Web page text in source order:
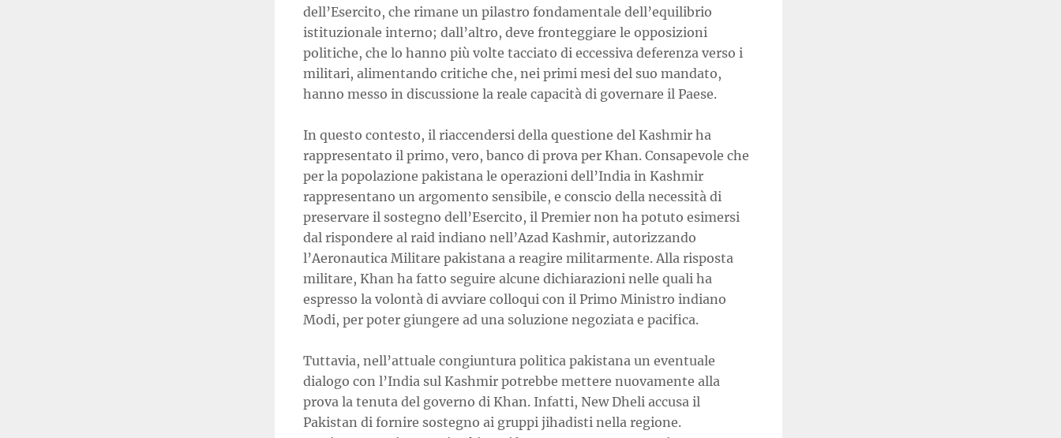
dell’Esercito, che rimane un pilastro fondamentale dell’equilibrio
istituzionale interno; dall’altro, deve fronteggiare le opposizioni
politiche, che lo hanno più volte tacciato di eccessiva deferenza verso i
militari, alimentando critiche che, nei primi mesi del suo mandato,
hanno messo in discussione la reale capacità di governare il Paese.
In questo contesto, il riaccendersi della questione del Kashmir ha
rappresentato il primo, vero, banco di prova per Khan. Consapevole che
per la popolazione pakistana le operazioni dell’India in Kashmir
rappresentano un argomento sensibile, e conscio della necessità di
preservare il sostegno dell’Esercito, il Premier non ha potuto esimersi
dal rispondere al raid indiano nell’Azad Kashmir, autorizzando
l’Aeronautica Militare pakistana a reagire militarmente. Alla risposta
militare, Khan ha fatto seguire alcune dichiarazioni nelle quali ha
espresso la volontà di avviare colloqui con il Primo Ministro indiano
Modi, per poter giungere ad una soluzione negoziata e pacifica.
Tuttavia, nell’attuale congiuntura politica pakistana un eventuale
dialogo con l’India sul Kashmir potrebbe mettere nuovamente alla
prova la tenuta del governo di Khan. Infatti, New Dheli accusa il
Pakistan di fornire sostegno ai gruppi jihadisti nella regione.